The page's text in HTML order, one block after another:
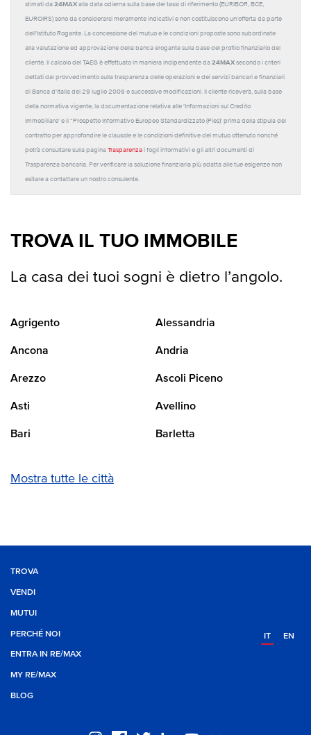
stimati da 24MAX alla data odierna sulla base dei tassi di riferimento (EURIBOR, BCE,
EUROIRS) sono da considerarsi meramente indicativi e non costituiscono un'offerta da parte
dell'Istituto Rogante. La concessione del mutuo e le condizioni proposte sono subordinate
alla valutazione ed approvazione della banca erogante sulla base del profilo finanziario del
cliente. Il calcolo del TAEG è effettuato in maniera indipendente da 24MAX secondo i criteri
dettati dal provvedimento sulla trasparenza delle operazioni e dei servizi bancari e finanziari
di Banca d'Italia del 29 luglio 2009 e successive modificazioni. Il cliente riceverà, sulla base
della normativa vigente, la documentazione relativa alle 'Informazioni sul Credito
Immobiliare' e il “Prospetto Informativo Europeo Standardizzato (Pies)' prima della stipula del
contratto per approfondire le clausole e le condizioni definitive del mutuo ottenuto nonché
potrà consultare sulla pagina Trasparenza i fogli informativi e gli altri documenti di
Trasparenza bancaria. Per verificare la soluzione finanziaria più adatta alle tue esigenze non
esitare a contattare un nostro consulente.
TROVA IL TUO IMMOBILE
La casa dei tuoi sogni è dietro l’angolo.
Agrigento Alessandria
Ancona Andria
Arezzo Ascoli Piceno
Asti Avellino
Bari Barletta
Mostra tutte le città
TROVA
VENDI
MUTUI
PERCHÉ NOI
ENTRA IN RE/MAX
MY RE/MAX
BLOG
IT EN